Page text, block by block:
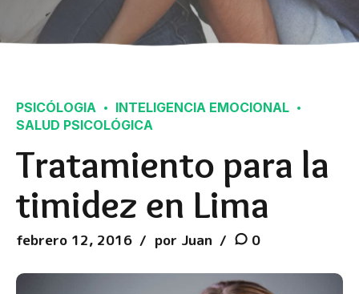
PSICÓLOGIA
INTELIGENCIA EMOCIONAL
SALUD PSICOLÓGICA
Tratamiento para la
timidez en Lima
febrero 12, 2016 por Juan 0